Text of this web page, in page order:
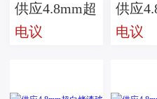
供应4.8mm超
白烤漆玻璃
电议
供应
白烤漆
电议